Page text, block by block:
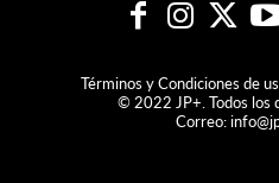
Términos y Condiciones de
© 2022 JP+. Todos los
Correo: